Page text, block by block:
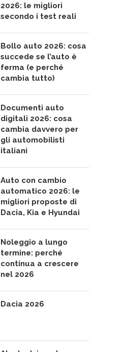
2026: le migliori
secondo i test reali
Bollo auto 2026: cosa
succede se l’auto è
ferma (e perché
cambia tutto)
Documenti auto
digitali 2026: cosa
cambia davvero per
gli automobilisti
italiani
Auto con cambio
automatico 2026: le
migliori proposte di
Dacia, Kia e Hyundai
Noleggio a lungo
termine: perché
continua a crescere
nel 2026
Dacia 2026